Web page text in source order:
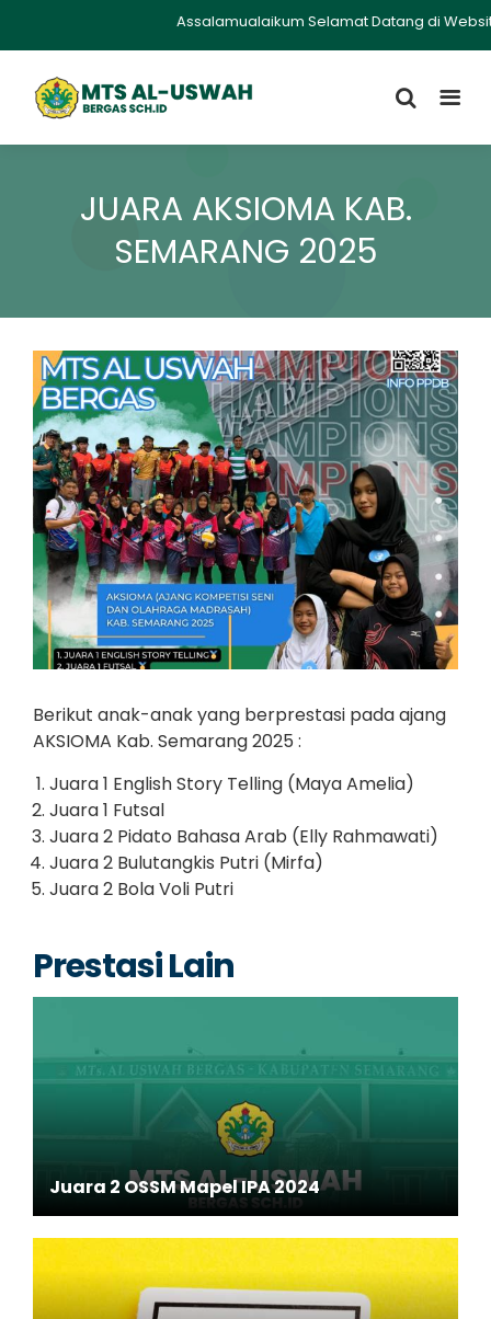
Assalamualaikum Selamat Datang di Website
JUARA AKSIOMA KAB.
SEMARANG 2025
Berikut anak-anak yang berprestasi pada ajang
AKSIOMA Kab. Semarang 2025 :
Juara 1 English Story Telling (Maya Amelia)
Juara 1 Futsal
Juara 2 Pidato Bahasa Arab (Elly Rahmawati)
Juara 2 Bulutangkis Putri (Mirfa)
Juara 2 Bola Voli Putri
Prestasi Lain
Juara 2 OSSM Mapel IPA 2024